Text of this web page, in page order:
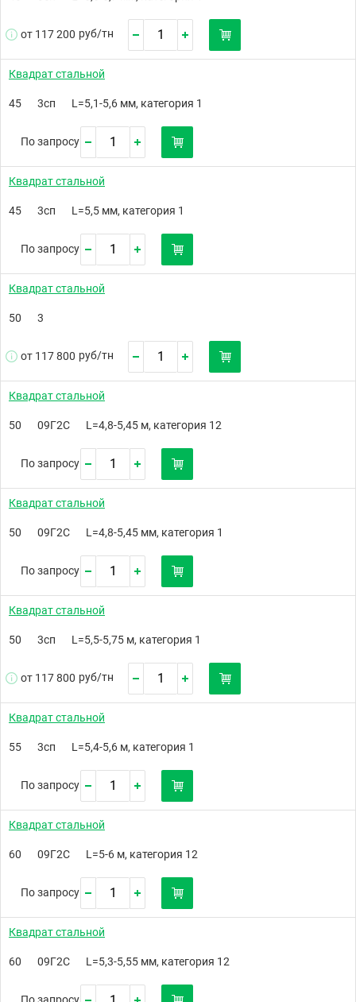
от 117 200 руб/тн
Квадрат стальной
45 3сп L=5,1-5,6 мм, категория 1
По запросу
Квадрат стальной
45 3сп L=5,5 мм, категория 1
По запросу
Квадрат стальной
50 3
от 117 800 руб/тн
Квадрат стальной
50 09Г2С L=4,8-5,45 м, категория 12
По запросу
Квадрат стальной
50 09Г2С L=4,8-5,45 мм, категория 1
По запросу
Квадрат стальной
50 3сп L=5,5-5,75 м, категория 1
от 117 800 руб/тн
Квадрат стальной
55 3сп L=5,4-5,6 м, категория 1
По запросу
Квадрат стальной
60 09Г2С L=5-6 м, категория 12
По запросу
Квадрат стальной
60 09Г2С L=5,3-5,55 мм, категория 12